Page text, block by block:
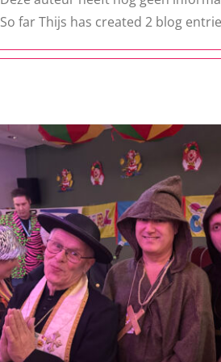
So far Thijs has created 2 blog